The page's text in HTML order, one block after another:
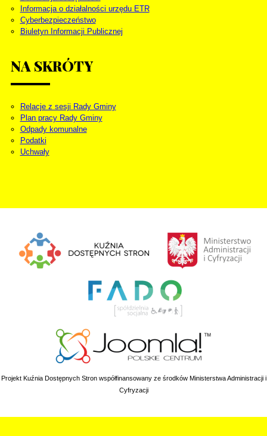
Informacja o działalności urzędu ETR
Cyberbezpieczeństwo
Biuletyn Informacji Publicznej
NA SKRÓTY
Relacje z sesji Rady Gminy
Plan pracy Rady Gminy
Odpady komunalne
Podatki
Uchwały
Projekt Kuźnia Dostępnych Stron współfinansowany ze środków Ministerstwa Administracji i
Cyfryzacji